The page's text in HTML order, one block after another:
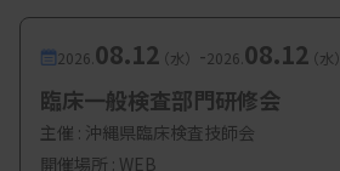
2026. 08.12（水） -2026. 08.12（水）
臨床一般検査部門研修会
主催 : 沖縄県臨床検査技師会
開催場所 : WEB